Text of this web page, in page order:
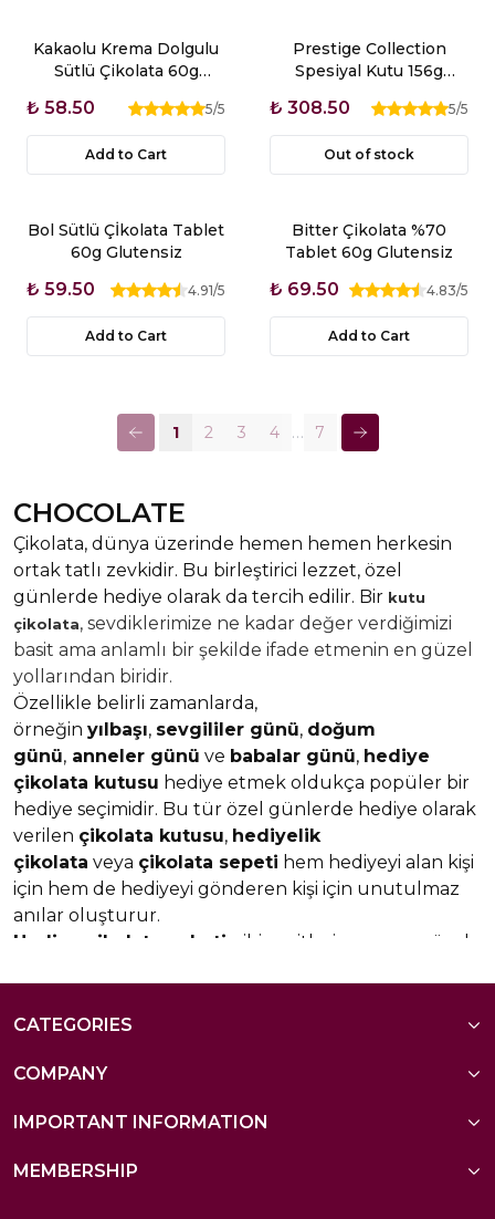
Kakaolu Krema Dolgulu
Sütlü Çikolata 60g
₺ 58.50 5/5
Add to Cart
Prestige Collection
Spesiyal Kutu 156g
₺ 308.50 5/5
Out of stock
Bol Sütlü Çİkolata Tablet
60g Glutensiz
₺ 59.50 4.91/5
Add to Cart
Bitter Çikolata %70
Tablet 60g Glutensiz
₺ 69.50 4.83/5
Add to Cart
1 2 3 4 … 7
CHOCOLATE
Çikolata, dünya üzerinde hemen hemen herkesin
ortak tatlı zevkidir. Bu birleştirici lezzet, özel
günlerde hediye olarak da tercih edilir. Bir kutu
çikolata, sevdiklerimize ne kadar değer verdiğimizi
basit ama anlamlı bir şekilde ifade etmenin en güzel
yollarından biridir.
Özellikle belirli zamanlarda,
örneğin yılbaşı, sevgililer günü, doğum
günü, anneler günü ve babalar günü, hediye
çikolata kutusu hediye etmek oldukça popüler bir
hediye seçimidir. Bu tür özel günlerde hediye olarak
verilen çikolata kutusu, hediyelik
çikolata veya çikolata sepeti hem hediyeyi alan kişi
için hem de hediyeyi gönderen kişi için unutulmaz
anılar oluşturur.
Hediye çikolata paketi gibi çeşitlerin yanı sıra, özel
dolu hediye kutusu
çikolatalar, sevdiklerimize duyduğumuz sevgi ve
CATEGORIES
COMPANY
IMPORTANT INFORMATION
MEMBERSHIP